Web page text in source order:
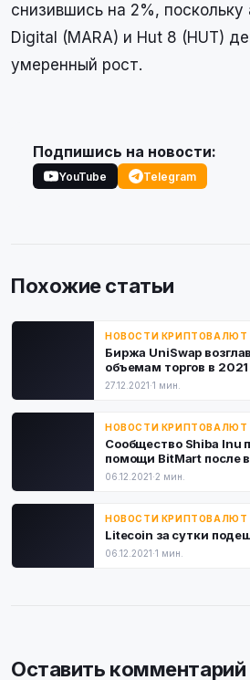
снизившись на 2%, поскольку
Digital (MARA) и Hut 8 (HUT)
умеренный рост.
Подпишись на новости:
YouTube Telegram
Похожие статьи
НОВОСТИ КРИПТОВАЛЮТ
Биржа UniSwap
объемам торгов в 2021
27.12.2021·1 мин.
НОВОСТИ КРИПТОВАЛЮТ
Сообщество Shiba Inu
помощи BitMart после
06.12.2021·2 мин.
НОВОСТИ КРИПТОВАЛЮТ
Litecoin за сутки
06.12.2021·1 мин.
Оставить комментарий